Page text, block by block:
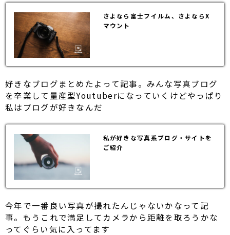
さよなら富士フイルム、さよならX
マウント
好きなブログまとめたよって記事。みんな写真ブログ
を卒業して量産型Youtuberになっていくけどやっぱり
私はブログが好きなんだ
私が好きな写真系ブログ・サイトを
ご紹介
今年で一番良い写真が撮れたんじゃないかなって記
事。もうこれで満足してカメラから距離を取ろうかな
ってぐらい気に入ってます